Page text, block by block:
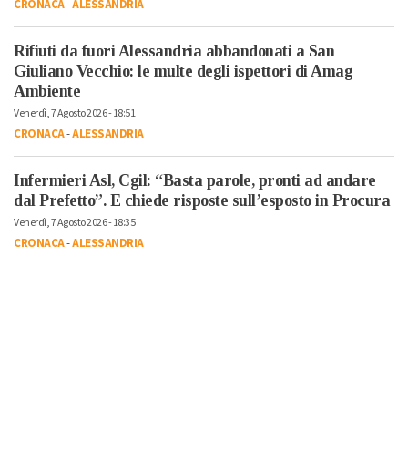
CRONACA-ALESSANDRIA
Rifiuti da fuori Alessandria abbandonati a San
Giuliano Vecchio: le multe degli ispettori di Amag
Ambiente
Venerdì, 7 Agosto 2026 - 18:51
CRONACA-ALESSANDRIA
Infermieri Asl, Cgil: “Basta parole, pronti ad andare
dal Prefetto”. E chiede risposte sull’esposto in Procura
Venerdì, 7 Agosto 2026 - 18:35
CRONACA-ALESSANDRIA